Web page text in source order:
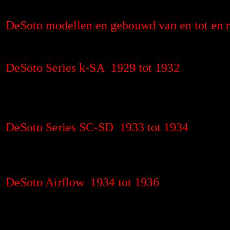
DeSoto modellen en gebouwd van en tot en
DeSoto Series k-SA 1929 tot 1932
DeSoto Series SC-SD 1933 tot 1934
DeSoto Airflow 1934 tot 1936